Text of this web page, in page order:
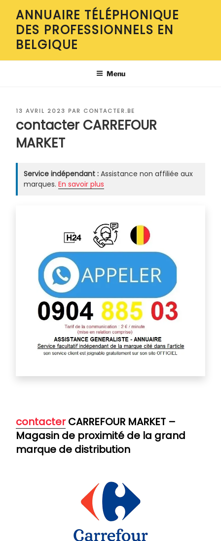
contenu
principal
ANNUAIRE TÉLÉPHONIQUE
DES PROFESSIONNELS EN
BELGIQUE
Menu
PUBLIÉ
13 AVRIL 2023 PAR CONTACTER.BE
contacter CARREFOUR
MARKET
Service indépendant : Assistance non affiliée aux
marques. En savoir plus
contacterCARREFOUR MARKET –
Magasin de proximité de la grand
marque de distribution